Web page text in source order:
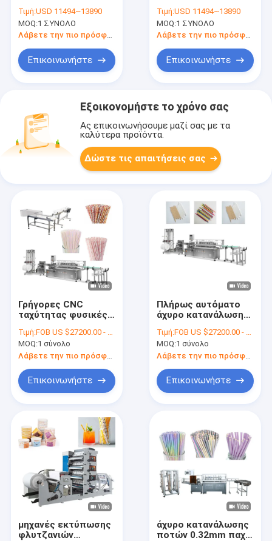
κατασκευάζει τη
μηχανή τη
διασπάσιμη μηχανή
κατανάλωσης
Τιμή:USD 11494~13890
MOQ:1 ΣΥΝΟΛΟ
Λάβετε την πιο πρόσφατη τιμή
Επικοινωνήστε
κατασκευής αχύρου
εγγράφου 12mm που
κατασκευάζει τη
Τιμή:USD 11494~13890
MOQ:1 ΣΥΝΟΛΟ
Λάβετε την πιο πρόσφατη τιμή
Επικοινωνήστε
Εξοικονομήστε το χρόνο σας
Ας επικοινωνήσουμε μαζί σας με τα
καλύτερα προϊόντα.
Δώστε τις απαιτήσεις σας
Γρήγορες CNC
ταχύτητας φυσικές
100m/Min αχύρου
εγγράφου
Τιμή:FOB US $27200.00 - 27300.00 / Set
MOQ:1 σύνολο
Λάβετε την πιο πρόσφατη τιμή
Επικοινωνήστε
Πλήρως αυτόματο
άχυρο κατανάλωσης
που κατασκευάζει
τη μηχανή
3511*1265*1800mm
Τιμή:FOB US $27200.00 - 27300.00 / Set
MOQ:1 σύνολο
Επικοινωνήστε
μηχανές εκτύπωσης
φλυτζανιών
άχυρο κατανάλωσης
ποτών 0.32mm παχύ